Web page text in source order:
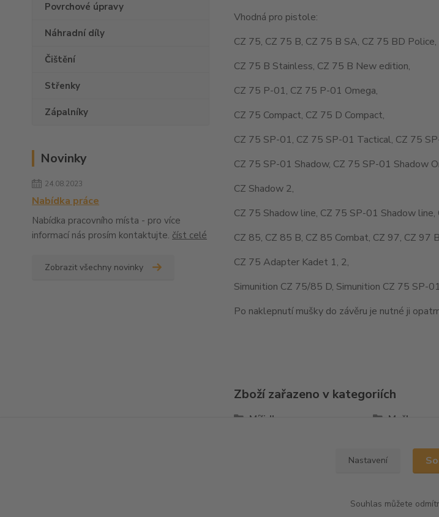
Povrchové úpravy
Náhradní díly
Čištění
Střenky
Zápalníky
Novinky
24.08.2023
Nabídka práce
Nabídka pracovního místa - pro více
informací nás prosím kontaktujte. číst celé
Zobrazit všechny novinky
Vhodná pro pistole:
CZ 75, CZ 75 B, CZ 75 B SA, CZ 75 BD
CZ 75 B Stainless, CZ 75 B New edition,
CZ 75 P-01, CZ 75 P-01 Omega,
CZ 75 Compact, CZ 75 D Compact,
CZ 75 SP-01, CZ 75 SP-01 Tactical, CZ 75
CZ 75 SP-01 Shadow, CZ 75 SP-01 Shadow
CZ Shadow 2,
CZ 75 Shadow line, CZ 75 SP-01 Shadow
CZ 85, CZ 85 B, CZ 85 Combat, CZ 97, CZ 97
CZ 75 Adapter Kadet 1, 2,
Simunition CZ 75/85 D, Simunition CZ 75 SP-
Po naklepnutí mušky do závěru je nutné ji
Zboží zařazeno v kategoriích
Mířidla Mušky
Nastavení
Souhlas můžete